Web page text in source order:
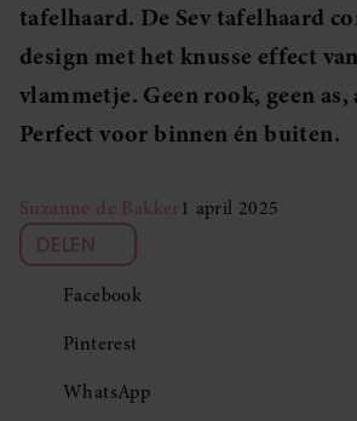
tafelhaard. De Sev tafelhaard
design met het knusse effect
vlammetje. Geen rook, geen as,
Perfect voor binnen én buiten.
Suzanne de Bakker1 april 2025
DELEN
Facebook
Pinterest
WhatsApp